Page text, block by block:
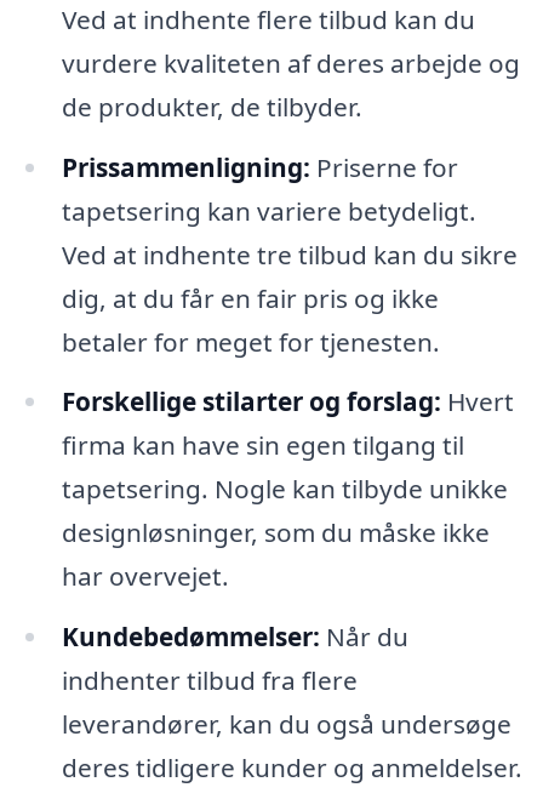
Ved at indhente flere tilbud kan du
vurdere kvaliteten af deres arbejde og
de produkter, de tilbyder.
Prissammenligning: Priserne for
tapetsering kan variere betydeligt.
Ved at indhente tre tilbud kan du sikre
dig, at du får en fair pris og ikke
betaler for meget for tjenesten.
Forskellige stilarter og forslag: Hvert
firma kan have sin egen tilgang til
tapetsering. Nogle kan tilbyde unikke
designløsninger, som du måske ikke
har overvejet.
Kundebedømmelser: Når du
indhenter tilbud fra flere
leverandører, kan du også undersøge
deres tidligere kunder og anmeldelser.